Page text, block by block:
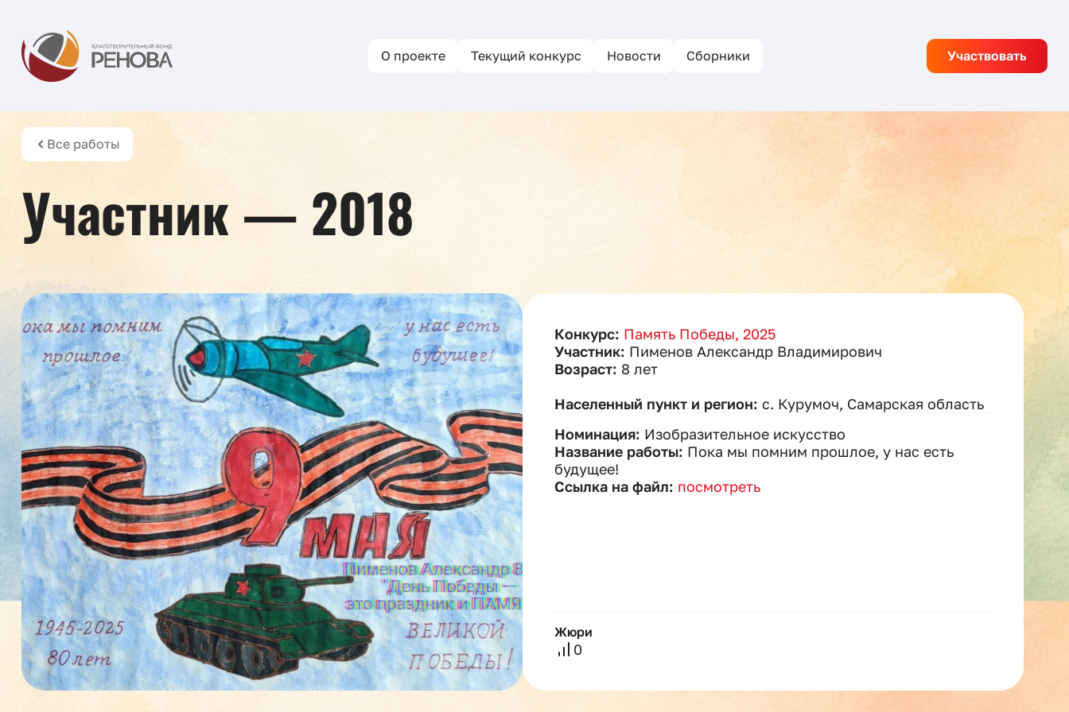
О проекте Текущий конкурс Новости Сборники Участвовать
Все работы
Участник — 2018
Конкурс: Память Победы, 2025
Участник: Пименов Александр Владимирович
Возраст: 8 лет
Населенный пункт и регион: с. Курумоч, Самарская область
Номинация: Изобразительное искусство
Название работы: Пока мы помним прошлое, у нас есть
будущее!
Ссылка на файл: посмотреть
Жюри
0